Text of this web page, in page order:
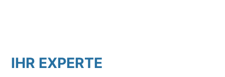
IHR EXPERTE